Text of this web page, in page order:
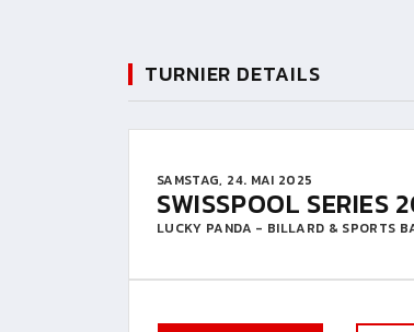
TURNIER DETAILS
SAMSTAG, 24. MAI 2025
SWISSPOOL
LUCKY PANDA - BILLARD & SPORTS